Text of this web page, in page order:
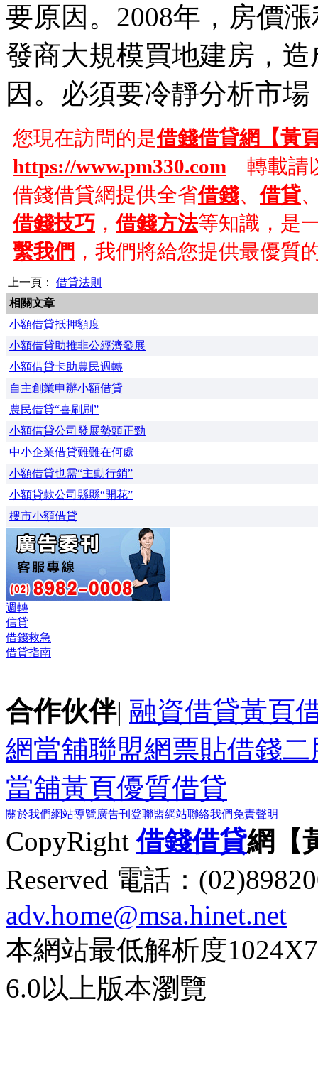
要原因。2008年，房價
發商大規模買地建房，
因。必須要冷靜分析市
您現在訪問的是借錢借貸網【黃
https://www.pm330.com 轉載請
借錢借貸網提供全省借錢、借貸
借錢技巧 ，借錢方法等知識，是
繫我們 ，我們將給您提供最優質
上一頁： 借貸法則
相關文章
小額借貸抵押額度
小額借貸助推非公經濟發展
小額借貸卡助農民週轉
自主創業申辦小額借貸
農民借貸“喜刷刷”
小額借貸公司發展勢頭正勁
中小企業借貸難難在何處
小額借貸也需“主動行銷”
小額貸款公司縣縣“開花”
樓市小額借貸
週轉
信貸
借錢救急
借貸指南
合作伙伴| 融資借貸黃頁
網當舖聯盟網票貼借錢二
當舖黃頁優質借貸
關於我們網站導覽廣告刊登聯盟網站聯絡我們免責聲明
CopyRight借錢借貸網【
Reserved 電話：
adv.home@msa.hinet.net
本網站最低解析度
6.0以上版本瀏覽